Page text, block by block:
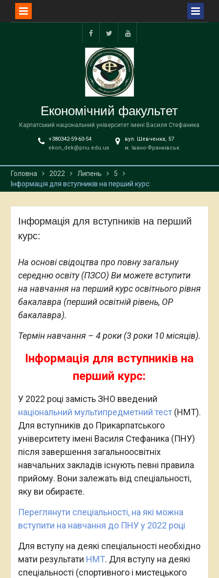
facebooktwitter YouTube
Економічний факультет
Карпатський національний університет імені Василя Стефаника
+380342-59-60-54
ekon_dek@pnu.edu.ua
вул. Шевченка, 57
м. Івано-Франківськ
Головна 2022 Липень
5
Інформація для вступників на перший курс:
Інформація для вступників на перший
курс:
На основі свідоцтва про повну загальну
середню освіту (ПЗСО) Ви можете вступити
на навчання на перший курс освітнього рівня
бакалавра (перший освітній рівень, ОР
бакалавра).
Термін навчання – 4 роки (3 роки 10 місяців).
Інформація для вступників на
перший курс:
У 2022 році замість ЗНО введений
національний мультипредметний тест(НМТ).
Для вступників до Прикарпатського
університету імені Василя Стефаника (ПНУ)
після завершення загальноосвітніх
навчальних закладів існують певні правила
прийому. Вони залежать від спеціальності,
яку ви обираєте.
Переглянути спеціальності, на які можна
вступити на навчання до ПНУ у 2022 році
Для вступу на деякі спеціальності необхідно
мати результати НМТ. Для вступу на деякі
спеціальності (спортивного і мистецького